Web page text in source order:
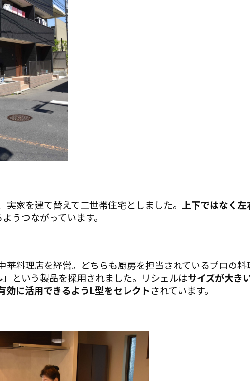
実家を建て替えて二世帯住宅としました。 上下ではなく
うつながっています。
華料理店を経営。どちらも厨房を担当されているプロの
」という製品を採用されました。リシェルはサイズが大き
効に活用できるようL型をセレクトされています。